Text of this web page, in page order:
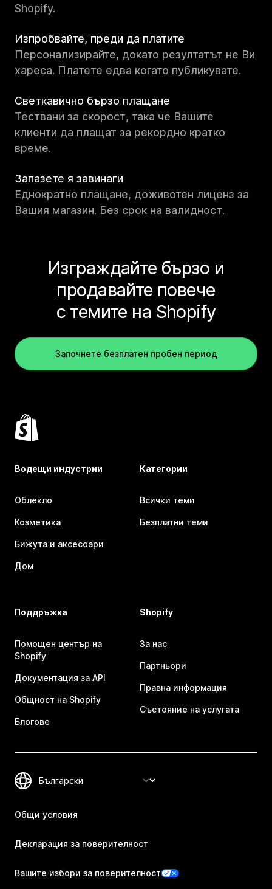
Shopify.
Изпробвайте, преди да платите
Персонализирайте, докато резултатът не Ви
хареса. Платете едва когато публикувате.
Светкавично бързо плащане
Тествани за скорост, така че Вашите
клиенти да плащат за рекордно кратко
време.
Запазете я завинаги
Еднократно плащане, доживотен лиценз за
Вашия магазин. Без срок на валидност.
Изграждайте бързо и
продавайте повече
с темите на Shopify
Започнете безплатен пробен период
Водещи индустрии
Облекло
Козметика
Бижута и аксесоари
Дом
Категории
Всички теми
Безплатни теми
Поддръжка
Помощен център на
Shopify
Документация за API
Общност на Shopify
Блогове
Shopify
За нас
Партньори
Правна информация
Състояние на услугата
Общи условия
Декларация за поверителност
Вашите избори за поверителност